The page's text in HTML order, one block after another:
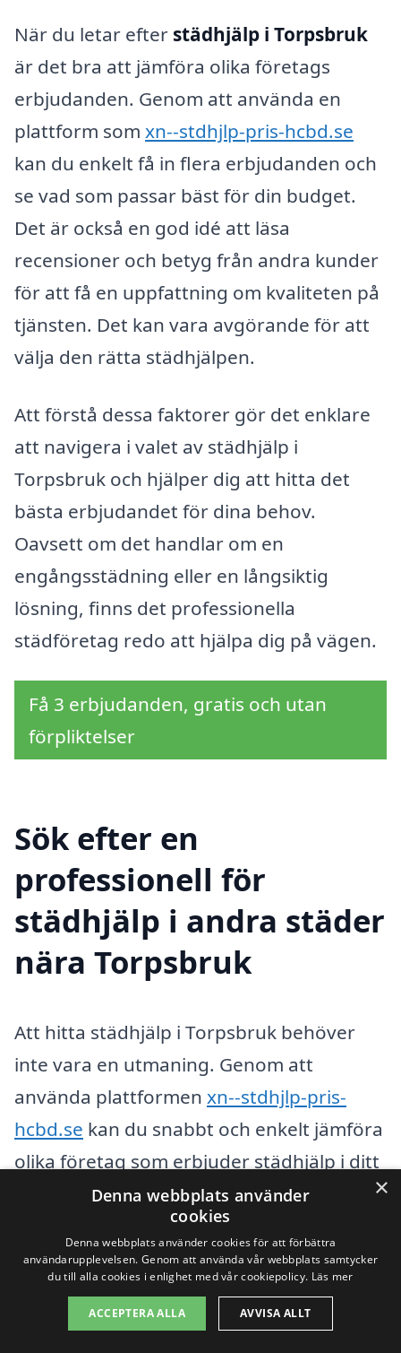
När du letar efter städhjälp i Torpsbruk
är det bra att jämföra olika företags
erbjudanden. Genom att använda en
plattform som xn--stdhjlp-pris-hcbd.se
kan du enkelt få in flera erbjudanden och
se vad som passar bäst för din budget.
Det är också en god idé att läsa
recensioner och betyg från andra kunder
för att få en uppfattning om kvaliteten på
tjänsten. Det kan vara avgörande för att
välja den rätta städhjälpen.
Att förstå dessa faktorer gör det enklare
att navigera i valet av städhjälp i
Torpsbruk och hjälper dig att hitta det
bästa erbjudandet för dina behov.
Oavsett om det handlar om en
engångsstädning eller en långsiktig
lösning, finns det professionella
städföretag redo att hjälpa dig på vägen.
Få 3 erbjudanden, gratis och utan
förpliktelser
Sök efter en
professionell för
städhjälp i andra städer
nära Torpsbruk
Att hitta städhjälp i Torpsbruk behöver
inte vara en utmaning. Genom att
använda plattformen xn--stdhjlp-pris-
hcbd.se kan du snabbt och enkelt jämföra
olika företag som erbjuder städhjälp i ditt
närområde. Målet är att du ska kunna få
offert från flera olika leverantörer för att
se vilken som erbjuder den bästa tjänsten
till det mest förmånliga priset.
×
Denna webbplats använder
cookies
Denna webbplats använder cookies för att förbättra
användarupplevelsen. Genom att använda vår webbplats samtycker
du till alla cookies i enlighet med vår cookiepolicy. Läs mer
ACCEPTERA ALLA AVVISA ALLT